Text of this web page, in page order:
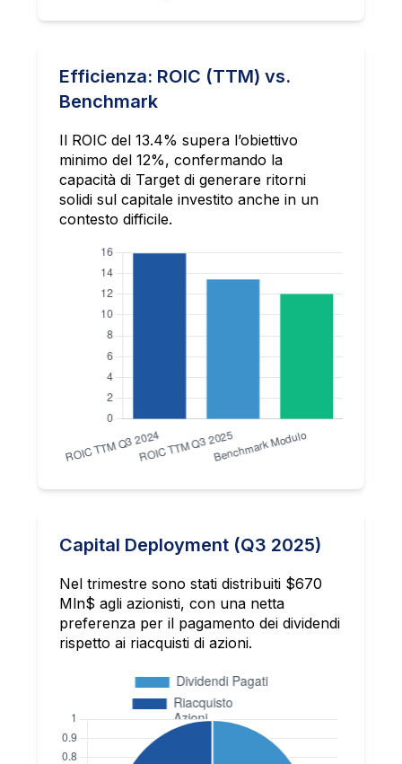
Efficienza: ROIC (TTM) vs.
Benchmark
Il ROIC del 13.4% supera l’obiettivo
minimo del 12%, confermando la
capacità di Target di generare ritorni
solidi sul capitale investito anche in un
contesto difficile.
Capital Deployment (Q3 2025)
Nel trimestre sono stati distribuiti $670
Mln$ agli azionisti, con una netta
preferenza per il pagamento dei dividendi
rispetto ai riacquisti di azioni.